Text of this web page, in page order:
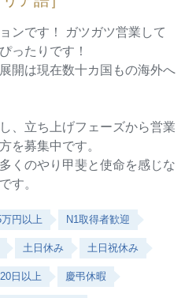
ンです！
ガツガツ営業して
ったりです！
開は現在数十カ国もの海外へ
、立ち上げフェーズから営業
を募集中です。
くのやり甲斐と使命を感じな
す。
円以上 N1取得者歓迎
土日休み 土日祝休み
日以上 慶弔休暇